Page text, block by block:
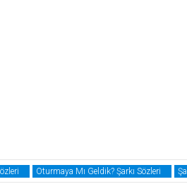
Oturmaya Mı Geldik? Şarkı Sözleri